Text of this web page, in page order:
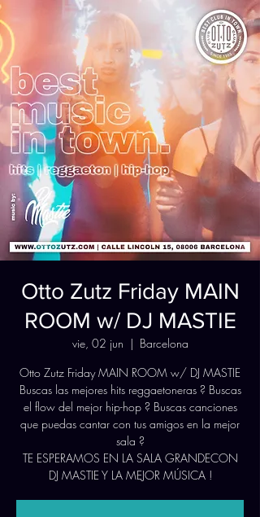
Otto Zutz Friday MAIN
ROOM w/ DJ MASTIE
vie, 02 jun
  |
Barcelona
Otto Zutz Friday MAIN ROOM w/ DJ MASTIE
Buscas las mejores hits reggaetoneras ? Buscas
el flow del mejor hip-hop ? Buscas canciones
que puedas cantar con tus amigos en la mejor
sala ?
TE ESPERAMOS EN LA SALA GRANDECON